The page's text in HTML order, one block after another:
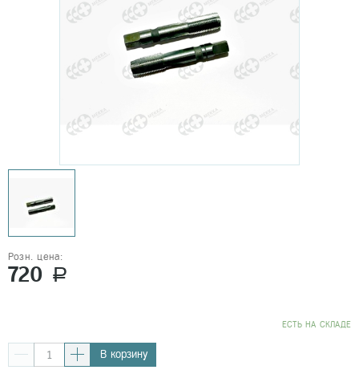
Розн. цена:
720 a
EСТЬ НА СКЛАДЕ
В корзину